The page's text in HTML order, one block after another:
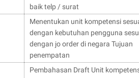
baik telp / surat
Menentukan unit kompetensi
dengan kebutuhan pengguna
dengan jo order di negara Tujuan
penempatan
Pembahasan Draft Unit